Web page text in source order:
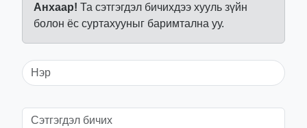
Анхаар! Та сэтгэгдэл бичихдээ хууль зүйн
болон ёс суртахууныг баримтална уу.